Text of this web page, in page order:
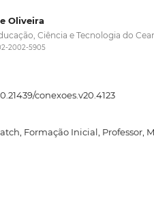
Oliveira
Ciência e Tecnologia do
2002-5905
conexoes.v20.4123
Formação Inicial, Professor,